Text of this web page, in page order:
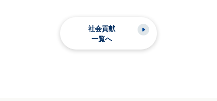
社会貢献
一覧へ